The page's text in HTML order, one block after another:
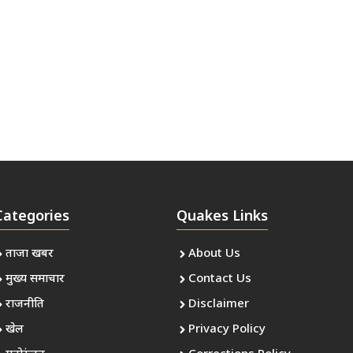
ताजा खबर
मुख्य समाचार
राजनीति
खेल
Quakes Links
About Us
Contact Us
Disclaimer
Privacy Policy